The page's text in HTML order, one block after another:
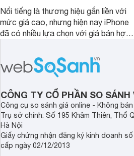
Nổi tiếng là thương hiệu gắn liền với
mức giá cao, nhưng hiện nay iPhone
đã có nhiều lựa chọn với giá bán hợp
cận sản phẩm chính hãng.
CÔNG TY CỔ PHẦN SO SÁNH
Công cụ so sánh giá online - Không bán
Trụ sở chính: Số 195 Khâm Thiên, Thổ
Hà Nội
Giấy chứng nhận đăng ký kinh doanh số
cấp ngày 02/12/2013